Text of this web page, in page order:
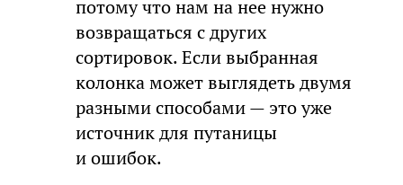
потому что нам на нее нужно
возвращаться с других
сортировок. Если выбранная
колонка может выглядеть двумя
разными способами — это уже
источник для путаницы
и ошибок.